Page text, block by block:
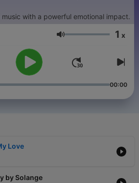
with a powerful emotional impact.
Ένταση 1 x
00:00
Love
by Solange